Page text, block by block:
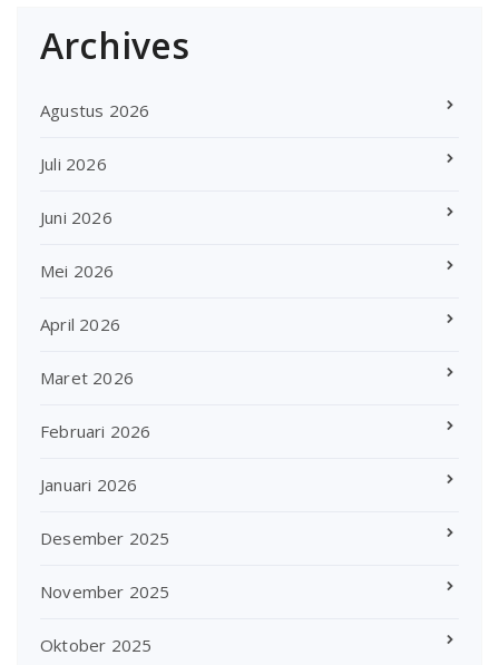
Archives
Agustus 2026
Juli 2026
Juni 2026
Mei 2026
April 2026
Maret 2026
Februari 2026
Januari 2026
Desember 2025
November 2025
Oktober 2025